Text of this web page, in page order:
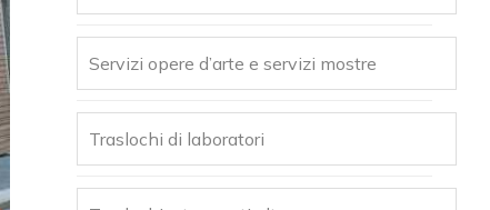
Servizi opere d’arte e servizi mostre
Traslochi di laboratori